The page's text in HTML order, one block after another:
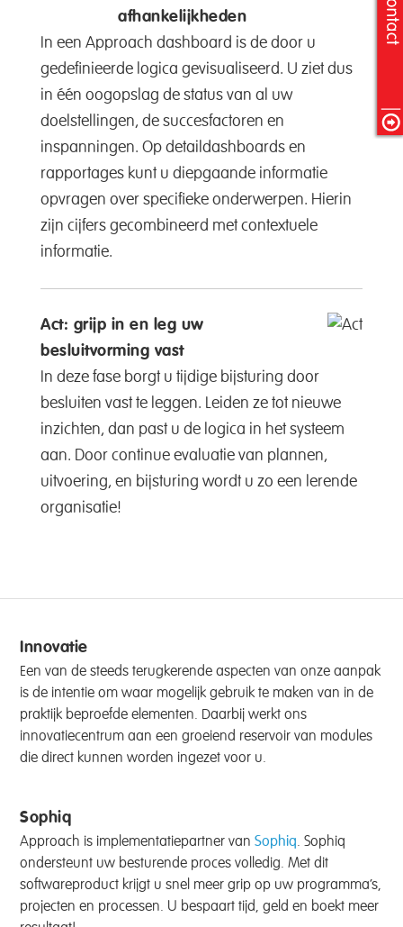
afhankelijkheden
In een Approach dashboard is de door u
gedefinieerde logica gevisualiseerd. U ziet dus
in één oogopslag de status van al uw
doelstellingen, de succesfactoren en
inspanningen. Op detaildashboards en
rapportages kunt u diepgaande informatie
opvragen over specifieke onderwerpen. Hierin
zijn cijfers gecombineerd met contextuele
informatie.
Act: grijp in en leg uw
besluitvorming vast
In deze fase borgt u tijdige bijsturing door
besluiten vast te leggen. Leiden ze tot nieuwe
inzichten, dan past u de logica in het systeem
aan. Door continue evaluatie van plannen,
uitvoering, en bijsturing wordt u zo een lerende
organisatie!
Innovatie
Een van de steeds terugkerende aspecten van onze aanpak
is de intentie om waar mogelijk gebruik te maken van in de
praktijk beproefde elementen. Daarbij werkt ons
innovatiecentrum aan een groeiend reservoir van modules
die direct kunnen worden ingezet voor u.
Sophiq
Approach is implementatiepartner vanSophiq. Sophiq
ondersteunt uw besturende proces volledig. Met dit
softwareproduct krijgt u snel meer grip op uw programma’s,
projecten en processen. U bespaart tijd, geld en boekt meer